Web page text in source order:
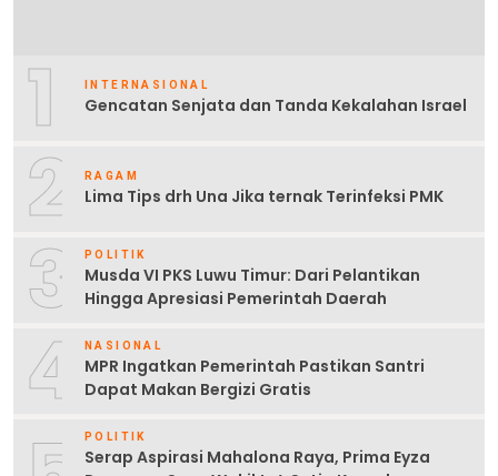
1 INTERNASIONAL
Gencatan Senjata dan Tanda Kekalahan Israel
2 RAGAM
Lima Tips drh Una Jika ternak Terinfeksi PMK
3 POLITIK
Musda VI PKS Luwu Timur: Dari Pelantikan
Hingga Apresiasi Pemerintah Daerah
4 NASIONAL
MPR Ingatkan Pemerintah Pastikan Santri
Dapat Makan Bergizi Gratis
POLITIK
Serap Aspirasi Mahalona Raya, Prima Eyza